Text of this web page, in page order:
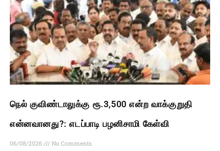
நெல் குவிண்டாலுக்கு ரூ.3,500 என்ற வாக்குறுதி
என்னவானது?: எடப்பாடி பழனிசாமி கேள்வி
06/08/2026
No Comments